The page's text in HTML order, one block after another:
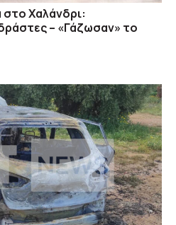
Χαλάνδρι:
– «Γάζωσαν» το